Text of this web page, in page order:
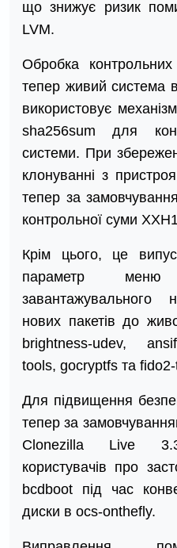
що знижує ризик
LVM.
Обробка
тепер живий система
використовує
sha256sum для
системи. При
клонуванні з
тепер за
контрольної суми
Крім цього, це
параметр
завантажувального
нових пакетів до
brightness-udev,
tools, gocryptfs та
Для підвищення
тепер за
Clonezilla Live
користувачів про
bcdboot під час
диски в ocs-onthefly.